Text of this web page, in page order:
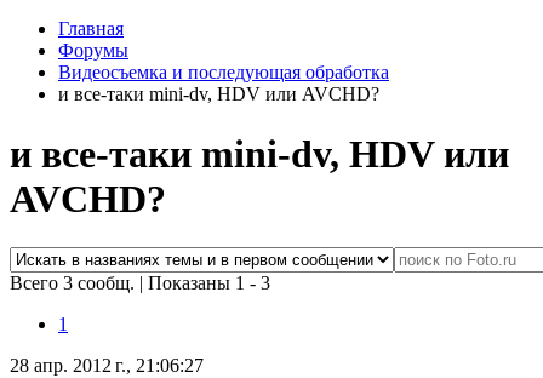
Главная
Форумы
Видеосъемка и последующая обработка
и все-таки mini-dv, HDV или AVCHD?
и все-таки mini-dv, HDV или
AVCHD?
Всего 3 сообщ. | Показаны 1 - 3
1
28 апр. 2012 г., 21:06:27